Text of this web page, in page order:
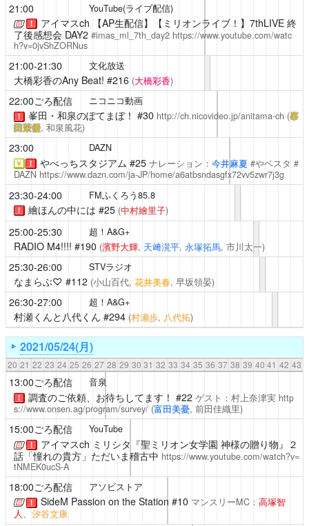
21:00 YouTube(ライブ配信)
！ アイマスch 【AP生配信】【ミリオンライブ！】7thLIVE 終
了後感想会 DAY2 #imas_ml_7th_day2 https://www.youtube.com/watc
h?v=0jvShZORNus
21:00-21:30 文化放送
大橋彩香のAny Beat! #216 (大橋彩香)
22:00ごろ配信 ニコニコ動画
！ 峯田・和泉のぽてまぼ！ #30 http://ch.nicovideo.jp/anitama-ch (峯
田茉優, 和泉風花)
23:00 DAZN
￥ ！ やべっちスタジアム #25 ナレーション： 今井麻夏 #やベスタ #
DAZN https://www.dazn.com/ja-JP/home/a6atbsndasgfx72vv5zwr7j3g
23:30-24:00 FMふくろう85.8
！ 繪ほんの中には #25 (中村繪里子)
25:00-25:30 超！A&G+
RADIO M4!!!! #190 (濱野大輝, 天﨑滉平, 永塚拓馬, 市川太一)
25:30-26:00 STVラジオ
なまらぶ♡ #112 (小山百代, 花井美春, 早坂領晏)
26:30-27:00 超！A&G+
村瀬くんと八代くん #294 (村瀬歩, 八代拓)
2021/05/24(月)
20 21 22 23 24 25 26 27 28 29 30 31 32 33 34 35 36 37 38 39 40 41 42 43
13:00ごろ配信 音泉
！ 調査のご依頼、お待ちしてます！ #22 ゲスト：村上奈津実 http
s://www.onsen.ag/program/survey/ (富田美憂, 前田佳織里)
15:00ごろ配信 YouTube
！ アイマスch ミリシタ『聖ミリオン女学園 神様の贈り物』２
話「憧れの貴方」ただいま稽古中 https://www.youtube.com/watch?v=
tNMEK0ucS-A
18:00ごろ配信 アソビストア
！ SideM Passion on the Station #10 マンスリーMC： 高塚智
人、 汐谷文康